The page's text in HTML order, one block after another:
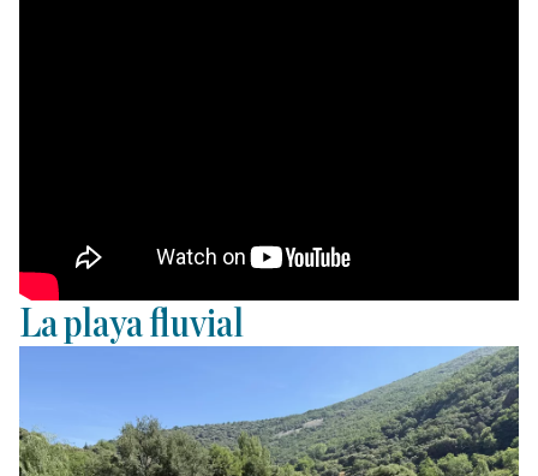
La playa fluvial